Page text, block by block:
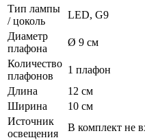
Тип лампы
/ цоколь
LED, G9
Диаметр
плафона
Ø 9 см
Количество
плафонов
1 плафон
Длина
12 см
Ширина
10 см
Источник
освещения
В комплект не